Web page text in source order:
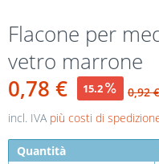
Flacone per
vetro marrone
0,78 €
15.2
0,92
incl. IVA più costi di
Quantità